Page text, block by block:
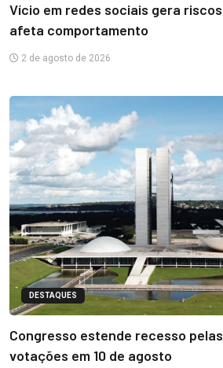
Vício em redes sociais gera
afeta comportamento
2 de agosto de 2026
DESTAQUES
Congresso estende recesso
votações em 10 de agosto